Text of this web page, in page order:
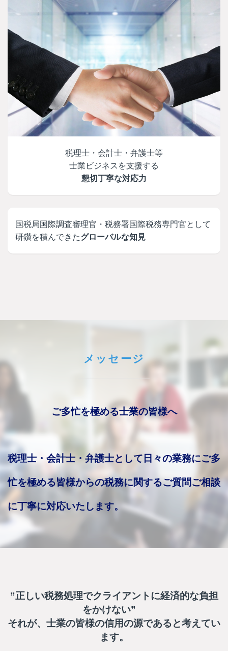
税理士・会計士・弁護士等
士業ビジネスを支援する
懇切丁寧な対応力
国税局国際調査審理官・税務署国際税務専門官として
研鑽を積んできたグローバルな知見
メッセージ
ご多忙を極める士業の皆様へ
税理士・会計士・弁護士として日々の業務にご多
忙を極める皆様からの税務に関するご質問ご相談
に丁寧に対応いたします。
”正しい税務処理でクライアントに経済的な負担
をかけない”
それが、 士業の皆様の信用の源であると考えてい
ます。